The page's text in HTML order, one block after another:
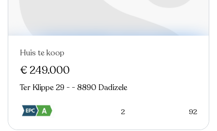
Huis te koop
€ 249.000
Ter Klippe 29 - - 8890 Dadizele
2 92